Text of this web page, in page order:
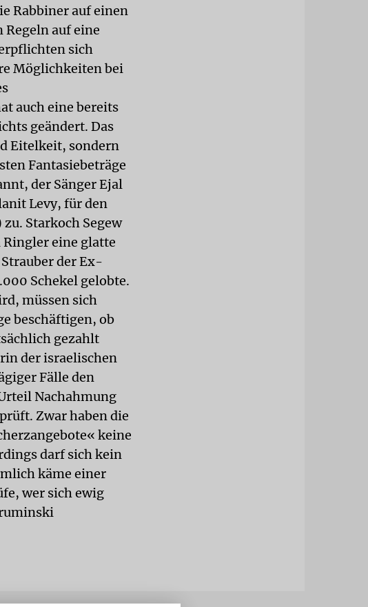
Rabbiner auf einen
auf eine
sich
Möglichkeiten bei
auch eine bereits
geändert. Das
Eitelkeit, sondern
Fantasiebeträge
der Sänger Ejal
Levy, für den
Starkoch Segew
eine glatte
der Ex-
Schekel gelobte.
müssen sich
beschäftigen, ob
gezahlt
der israelischen
Fälle den
Nachahmung
Zwar haben die
keine
darf sich kein
käme einer
wer sich ewig